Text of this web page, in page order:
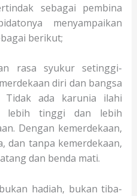
sebagai pembina
menyampaikan
berikut;
rasa syukur setinggi-
diri dan bangsa
Tidak ada karunia ilahi
lebih tinggi dan lebih
Dengan kemerdekaan,
dan tanpa kemerdekaan,
dan benda mati.
hadiah, bukan tiba-